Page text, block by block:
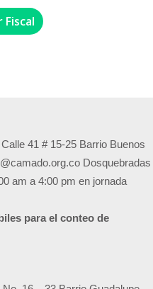
Calle 41 # 15-25 Barrio Buenos
Dosquebradas
am a 4:00 pm en jornada
para el conteo de